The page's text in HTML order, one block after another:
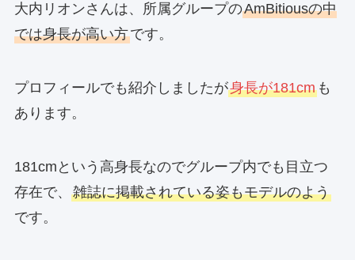
大内リオンさんは、所属グループのAmBitiousの中
では身長が高い方です。
プロフィールでも紹介しましたが身長が181cmも
あります。
181cmという高身長なのでグループ内でも目立つ
存在で、 雑誌に掲載されている姿もモデルのよう
です。